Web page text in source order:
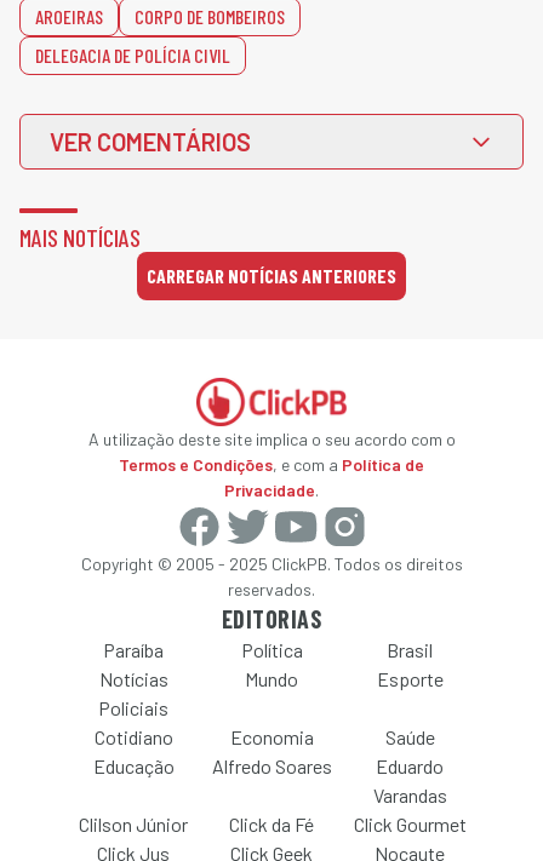
AROEIRAS
CORPO DE BOMBEIROS
DELEGACIA DE POLÍCIA CIVIL
VER COMENTÁRIOS
MAIS NOTÍCIAS
CARREGAR NOTÍCIAS ANTERIORES
A utilização deste site implica o seu acordo com o
Termos e Condições, e com a Política de
Privacidade.
Copyright © 2005 - 2025 ClickPB. Todos os direitos
reservados.
EDITORIAS
Paraíba Política
Brasil
Notícias
Policiais
Mundo Esporte
Cotidiano Economia
Saúde
Educação
Alfredo Soares
Eduardo
Varandas
Clilson Júnior
Click da Fé
Click Gourmet
Click Jus
Click Geek Nocaute